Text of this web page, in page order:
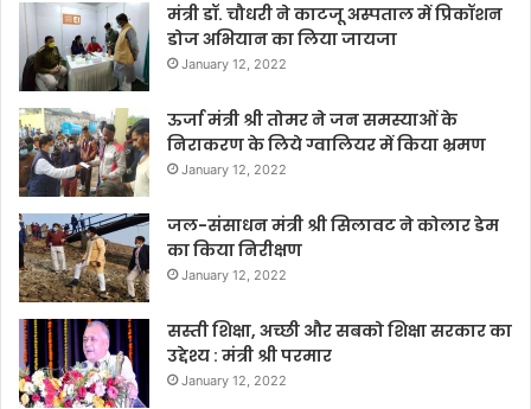
मंत्री डॉ. चौधरी ने काटजू अस्पताल में प्रिकॉशन
डोज अभियान का लिया जायजा
January 12, 2022
ऊर्जा मंत्री श्री तोमर ने जन समस्याओं के
निराकरण के लिये ग्वालियर में किया भ्रमण
January 12, 2022
जल-संसाधन मंत्री श्री सिलावट ने कोलार डेम
का किया निरीक्षण
January 12, 2022
सस्ती शिक्षा, अच्छी और सबको शिक्षा सरकार का
उद्देश्य : मंत्री श्री परमार
January 12, 2022